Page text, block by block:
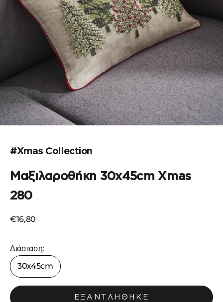
#Xmas Collection
Μαξιλαροθήκη 30x45cm Xmas
280
Τιμή πώλησης
€16,80
Διάσταση:
30x45cm
ΕΞΑΝΤΛΉΘΗΚΕ